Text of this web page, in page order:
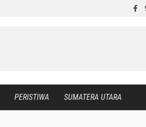
PERISTIWA SUMATERA UTARA